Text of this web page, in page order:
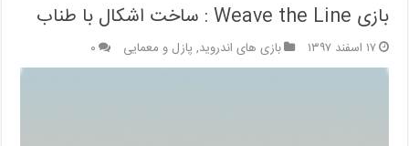
بازی Weave the Line : ساخت اشکال با طناب
۱۷ اسفند ۱۳۹۷ بازی های اندروید, پازل و معمایی ۰